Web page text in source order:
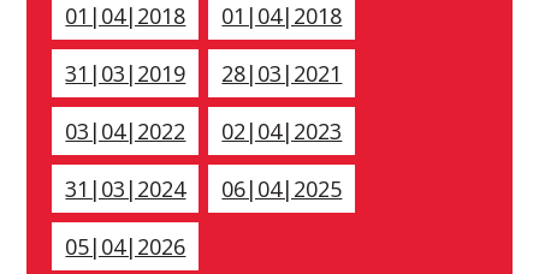
01|04|2018
01|04|2018
31|03|2019
28|03|2021
03|04|2022
02|04|2023
31|03|2024
06|04|2025
05|04|2026